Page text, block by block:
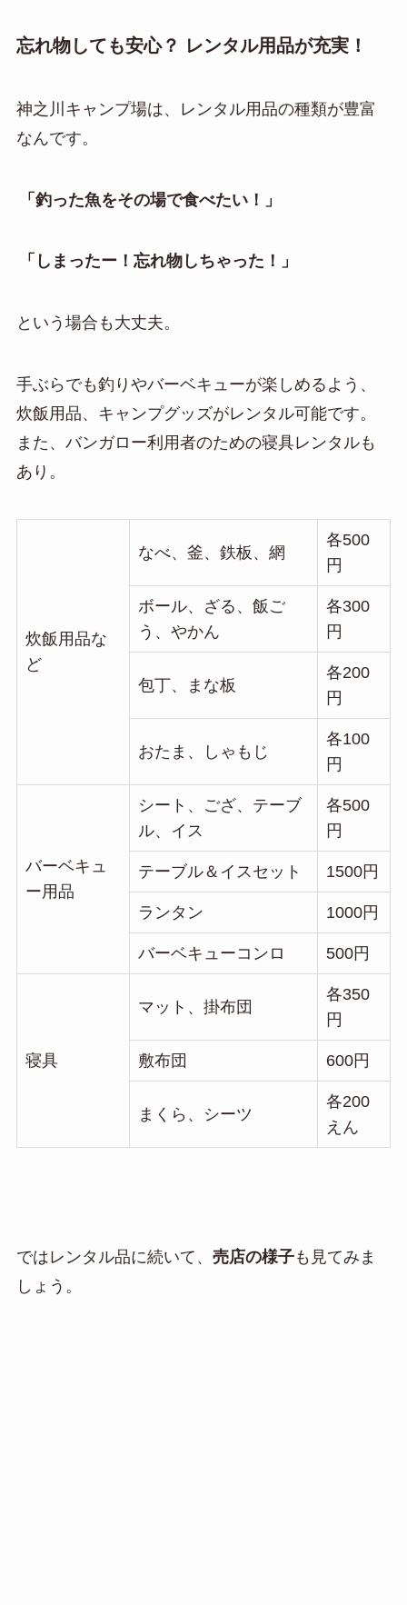
忘れ物しても安心？ レンタル用品が充実！
神之川キャンプ場は、レンタル用品の種類が豊富
なんです。
「釣った魚をその場で食べたい！」
「しまったー！忘れ物しちゃった！」
という場合も大丈夫。
手ぶらでも釣りやバーベキューが楽しめるよう、
炊飯用品、キャンプグッズがレンタル可能です。
また、バンガロー利用者のための寝具レンタルも
あり。
炊飯用品な
ど
なべ、釜、鉄板、網
各500
円
ボール、ざる、飯ご
う、やかん
各300
円
包丁、まな板
各200
円
おたま、しゃもじ
各100
円
バーベキュ
ー用品
シート、ござ、テーブ
ル、イス
各500
円
テーブル＆イスセット 1500円
ランタン 1000円
バーベキューコンロ 500円
寝具
マット、掛布団
各350
円
敷布団 600円
まくら、シーツ
各200
えん
ではレンタル品に続いて、 売店の様子も見てみま
しょう。